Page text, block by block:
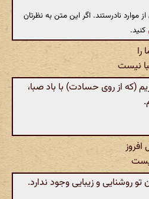
نادرستند. اگر این متن به نظرتان
کنید.
را
نیست
(که از روی حسادت) با باد صبا‌،
روشنایی و زیبایی وجود ندارد.